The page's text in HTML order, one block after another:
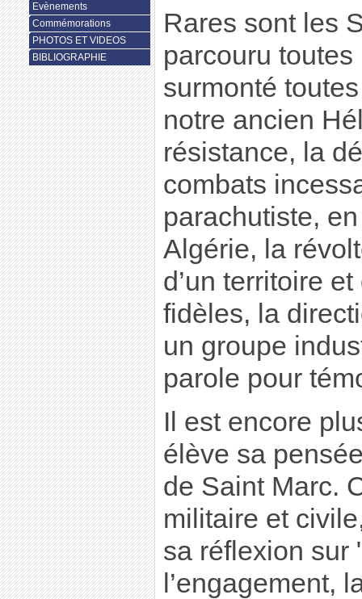
Rares sont les
parcouru
surmonté
notre ancien
résistance, la
combats
parachutiste,
Algérie, la
d’un territoire
fidèles, la
un groupe
parole pour
Il est encore
élève sa
de Saint Marc.
militaire et
sa réflexion sur
l’engagement,
Evènements
Commémorations
PHOTOS ET VIDEOS
BIBLIOGRAPHIE